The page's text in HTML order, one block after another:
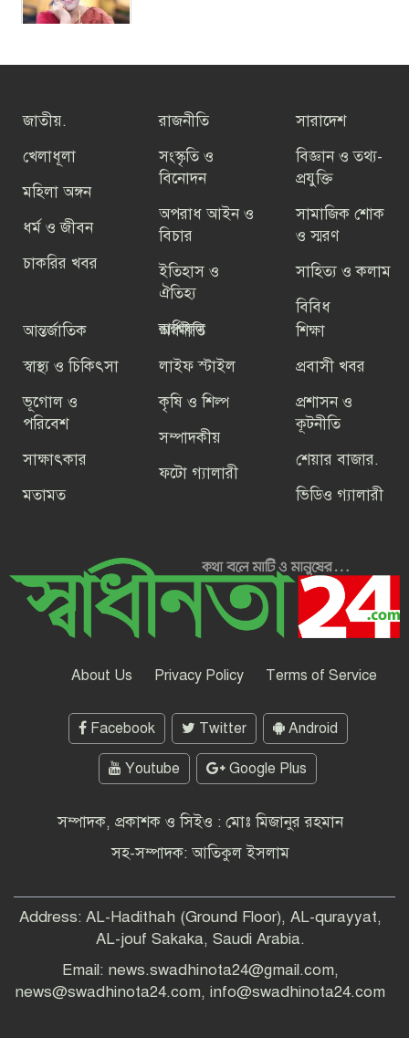
গণঅভ্যুত্থান দিবস পালনের অংশ হিসেবে
তফসিল ঘোষণার আগ পর্যন্ত ভোটার
হওয়ার সুযোগ পাবেন নাগরিকেরা
তারেক রহমানের বিরুদ্ধে যারা কথা বলে
তারা গণতন্ত্রের শত্রু: বিএনপি মহাসচিব
আইসিসি ওয়ানডে র‌্যাংকিংয়ে নবম স্থানে
বাংলাদেশ
বিএনপি এবং ১১ টি অঙ্গ ও সহযোগী
সংগঠন অবৈধ
গণতন্ত্রকে প্রাতিষ্ঠানিক রূপ দিতে ঐক্য
ফিরে দেখা-৪ জুলাই২৪ : ,উত্তাল সব
বিশ্ববিদ্যালয়,সারাদেশে ছাত্র ধর্মঘটের ডাক
শিক্ষাঙ্গন, বিভিন্ন স্থানে সড়ক ও রেলপথ
অবরোধ
উইমেন’স এশিয়ান কাপের বাছাইয়ে উড়ন্ত
সূচনা বাংলাদেশের -বাহরাইনকে উড়িয়ে
বাছাই পর্ব শুরু
শ্রীলংকাকে ৪৫৮ রানে অলআউট করেছে
সারাদেশে এইচএসসি ও সমমান পরীক্ষা
শুরু
পরিবেশ সুরক্ষায় প্লাস্টিক বর্জনের আহ্বান
জাতীয়.
খেলাধূলা
মহিলা অঙ্গন
ধর্ম ও জীবন
চাকরির খবর
রাজনীতি
সংস্কৃতি ও
বিনোদন
অপরাধ আইন ও
বিচার
ইতিহাস ও
ঐতিহ্য
রাশিফল
সারাদেশ
বিজ্ঞান ও তথ্য-
প্রযুক্তি
সামাজিক শোক
ও স্মরণ
সাহিত্য ও কলাম
বিবিধ
আন্তর্জাতিক
স্বাস্থ্য ও চিকিৎসা
ভূগোল ও
পরিবেশ
সাক্ষাৎকার
মতামত
অর্থনীতি
লাইফ স্টাইল
কৃষি ও শিল্প
সম্পাদকীয়
ফটো গ্যালারী
শিক্ষা
প্রবাসী খবর
প্রশাসন ও
কূটনীতি
শেয়ার বাজার.
ভিডিও গ্যালারী
About Us Privacy Policy Terms of Service
Facebook Twitter Android
Youtube Google Plus
সম্পাদক, প্রকাশক ও সিইও : মোঃ মিজানুর রহমান
সহ-সম্পাদক: আতিকুল ইসলাম
Address: AL-Hadithah (Ground Floor), AL-qurayyat,
AL-jouf Sakaka, Saudi Arabia.
Email: news.swadhinota24@gmail.com,
news@swadhinota24.com, info@swadhinota24.com